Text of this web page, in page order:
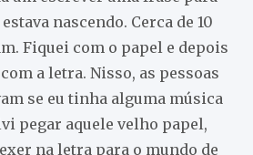
nascendo. Cerca de 10
Fiquei com o papel e depois
a letra. Nisso, as pessoas
se eu tinha alguma música
pegar aquele velho papel,
na letra para o mundo de